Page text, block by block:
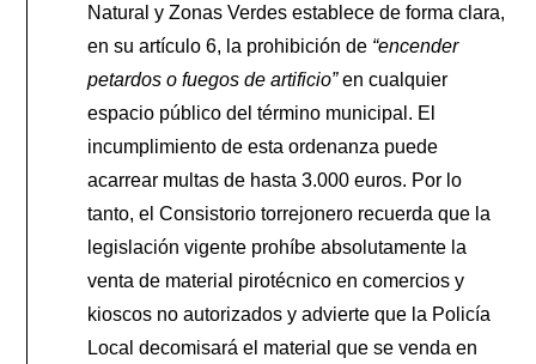
Natural y Zonas Verdes establece de forma clara,
en su artículo 6, la prohibición de “encender
petardos o fuegos de artificio”en cualquier
espacio público del término municipal. El
incumplimiento de esta ordenanza puede
acarrear multas de hasta 3.000 euros. Por lo
tanto, el Consistorio torrejonero recuerda que la
legislación vigente prohíbe absolutamente la
venta de material pirotécnico en comercios y
kioscos no autorizados y advierte que la Policía
Local decomisará el material que se venda en